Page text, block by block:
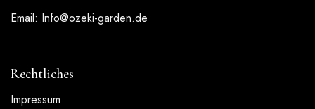
Email: Info@ozeki-garden.de
Rechtliches
Impressum